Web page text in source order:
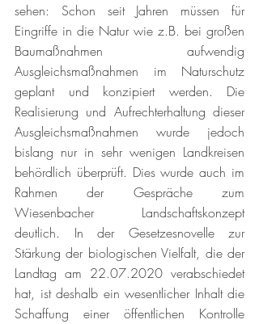
sehen: Schon seit Jahren müssen für
Eingriffe in die Natur wie z.B. bei großen
Baumaßnahmen aufwendig
Ausgleichsmaßnahmen im Naturschutz
geplant und konzipiert werden. Die
Realisierung und Aufrechterhaltung dieser
Ausgleichsmaßnahmen wurde jedoch
bislang nur in sehr wenigen Landkreisen
behördlich überprüft. Dies wurde auch im
Rahmen der Gespräche zum
Wiesenbacher Landschaftskonzept
deutlich. In der Gesetzesnovelle zur
Stärkung der biologischen Vielfalt, die der
Landtag am 22.07.2020 verabschiedet
hat, ist deshalb ein wesentlicher Inhalt die
Schaffung einer öffentlichen Kontrolle